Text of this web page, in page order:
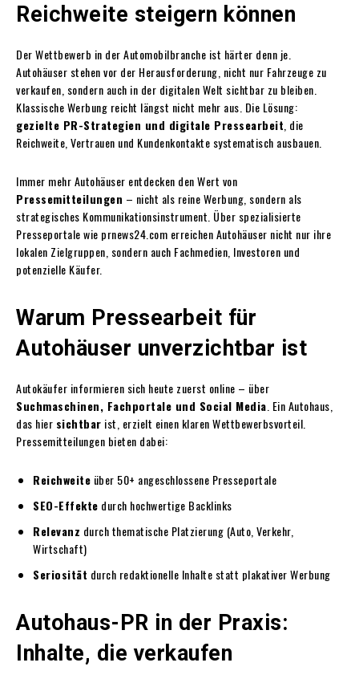
Reichweite steigern können
Der Wettbewerb in der Automobilbranche ist härter denn je.
Autohäuser stehen vor der Herausforderung, nicht nur Fahrzeuge zu
verkaufen, sondern auch in der digitalen Welt sichtbar zu bleiben.
Klassische Werbung reicht längst nicht mehr aus. Die Lösung:
gezielte PR-Strategien und digitale Pressearbeit , die
Reichweite, Vertrauen und Kundenkontakte systematisch ausbauen.
Immer mehr Autohäuser entdecken den Wert von
Pressemitteilungen – nicht als reine Werbung, sondern als
strategisches Kommunikationsinstrument. Über spezialisierte
Presseportale wie prnews24.com erreichen Autohäuser nicht nur ihre
lokalen Zielgruppen, sondern auch Fachmedien, Investoren und
potenzielle Käufer.
Warum Pressearbeit für
Autohäuser unverzichtbar ist
Autokäufer informieren sich heute zuerst online – über
Suchmaschinen, Fachportale und Social Media . Ein Autohaus,
das hier sichtbar ist, erzielt einen klaren Wettbewerbsvorteil.
Pressemitteilungen bieten dabei:
Reichweite über 50+ angeschlossene Presseportale
SEO-Effekte durch hochwertige Backlinks
Relevanz durch thematische Platzierung (Auto, Verkehr,
Wirtschaft)
Seriosität durch redaktionelle Inhalte statt plakativer Werbung
Autohaus-PR in der Praxis:
Inhalte, die verkaufen